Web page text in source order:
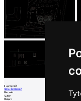
1 komentář
přidat komentář
Předmět
Autor
Datum
© Archiweb, s.r.o.
ISSN: 1801-3902